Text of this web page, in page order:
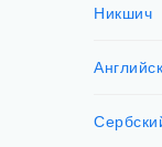
Никшич